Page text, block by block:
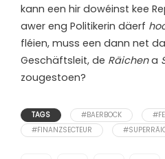
kann een hir dowéinst kee
awer eng Politikerin däerf
fléien, muss een dann net
Geschäftsleit, de Räichena
zougestoen?
TAGS #BAERBOCK
#FINANZSECTEUR